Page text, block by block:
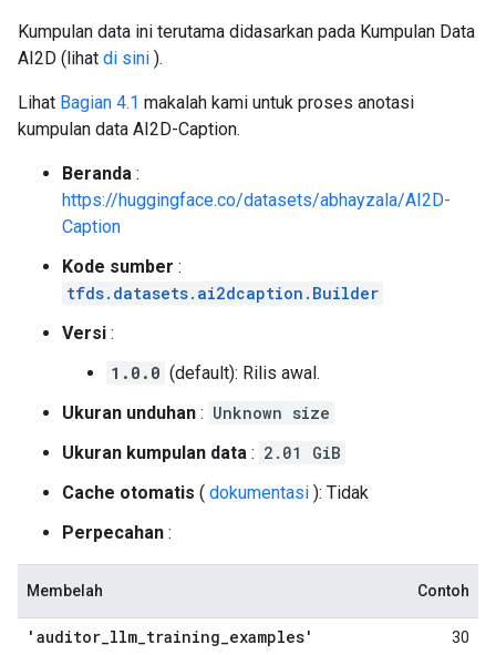
Kumpulan data ini terutama didasarkan pada Kumpulan Data
AI2D (lihat di sini ).
Lihat Bagian 4.1 makalah kami untuk proses anotasi
kumpulan data AI2D-Caption.
Beranda :
https://huggingface.co/datasets/abhayzala/AI2D-
Caption
Kode sumber :
tfds.datasets.ai2dcaption.Builder
Versi :
1.0.0 (default): Rilis awal.
Ukuran unduhan : Unknown size
Ukuran kumpulan data : 2.01 GiB
Cache otomatis ( dokumentasi ): Tidak
Perpecahan :
Membelah Contoh
'auditor_llm_training_examples' 30